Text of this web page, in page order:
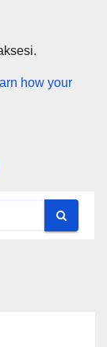
how your